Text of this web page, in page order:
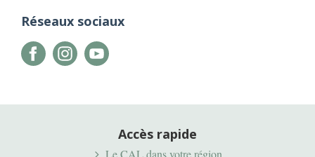
Réseaux sociaux
Accès rapide
Le CAL dans votre région